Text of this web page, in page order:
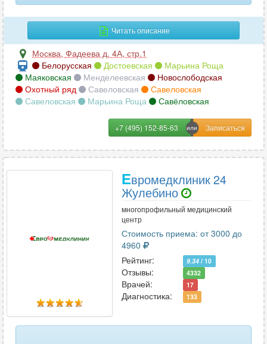
желудка 3
желчного пузыря 11
зубов
кишечника
34
коронарных сосудов 10
костей черепа
Читать описание
Москва, Фадеева д. 4А, стр.1
Белорусская
Достоевская
Марьина Роща
Маяковская
Менделеевская
Новослободская
Охотный ряд
Савеловская
Савеловская
Савеловская
Марьина Роща Савёловская
+7 (495) 152-85-63
Евромедклиник 24
Жулебино
многопрофильный медицинский
центр
Стоимость приема: от 3000 до
4960
Рейтинг:
9.34 / 10
Отзывы: 4332
Врачей: 17
Диагностика: 133